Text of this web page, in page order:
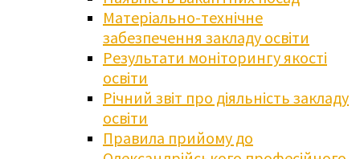
Матеріально-технічне
забезпечення закладу освіти
Результати моніторингу якості
освіти
Річний звіт про діяльність закладу
освіти
Правила прийому до